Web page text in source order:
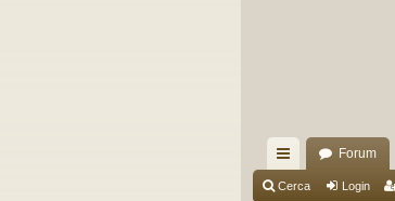
oll
Forum
Cerca Login